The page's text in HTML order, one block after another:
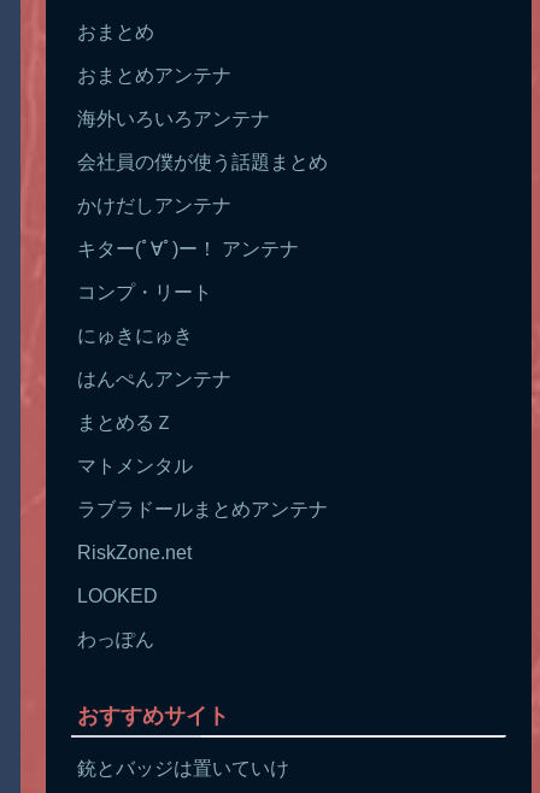
おまとめ
おまとめアンテナ
海外いろいろアンテナ
会社員の僕が使う話題まとめ
かけだしアンテナ
キター(ﾟ∀ﾟ)ー！ アンテナ
コンプ・リート
にゅきにゅき
はんぺんアンテナ
まとめるＺ
マトメンタル
ラブラドールまとめアンテナ
RiskZone.net
LOOKED
わっぽん
おすすめサイト
銃とバッジは置いていけ